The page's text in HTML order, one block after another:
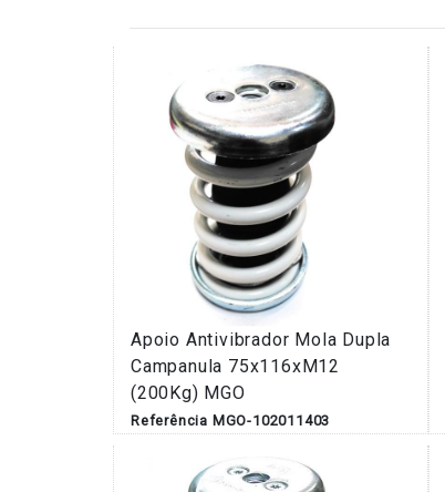
Apoio Antivibrador Mola Dupla
Campanula 75x116xM12
(200Kg) MGO
Referência MGO-102011403